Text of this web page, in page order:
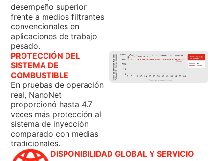
desempeño superior
frente a medios filtrantes
convencionales en
aplicaciones de trabajo
pesado.
PROTECCIÓN DEL
SISTEMA DE
COMBUSTIBLE
En pruebas de operación
real, NanoNet
proporcionó hasta 4.7
veces más protección al
sistema de inyección
comparado con medias
tradicionales.
DISPONIBILIDAD GLOBAL Y SERVICIO